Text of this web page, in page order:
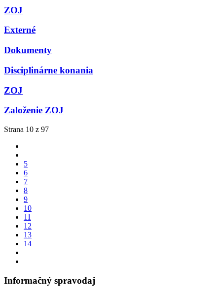
ZOJ
Externé
Dokumenty
Disciplinárne konania
ZOJ
Založenie ZOJ
Strana 10 z 97
5
6
7
8
9
10
11
12
13
14
Informačný spravodaj